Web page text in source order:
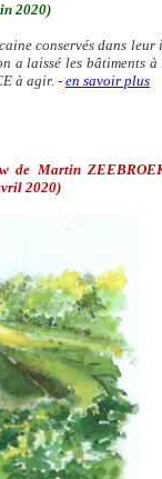
2020)
conservés dans
a laissé les bâtiments
à agir. - en savoir plus
de Martin
2020)